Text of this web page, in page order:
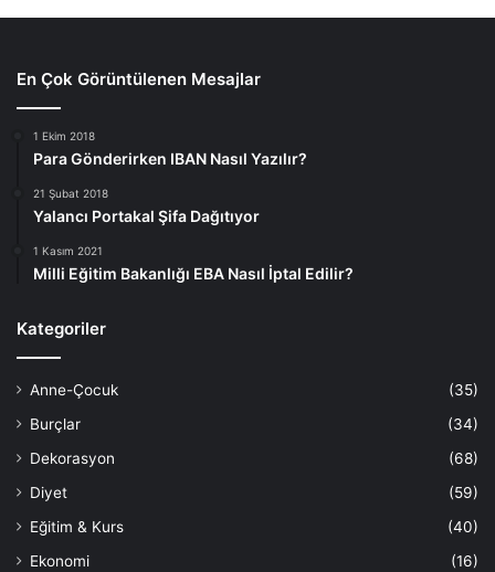
En Çok Görüntülenen Mesajlar
1 Ekim 2018
Para Gönderirken IBAN Nasıl Yazılır?
21 Şubat 2018
Yalancı Portakal Şifa Dağıtıyor
1 Kasım 2021
Milli Eğitim Bakanlığı EBA Nasıl İptal Edilir?
Kategoriler
Anne-Çocuk
(35)
Burçlar
(34)
Dekorasyon
(68)
Diyet
(59)
Eğitim & Kurs
(40)
Ekonomi
(16)